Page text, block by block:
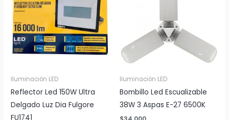
Iluminación LED
Reflector Led 150W Ultra
Delgado Luz Dia Fulgore
FU1741
Iluminación LED
Bombillo Led Escualizable
38W 3 Aspas E-27 6500K